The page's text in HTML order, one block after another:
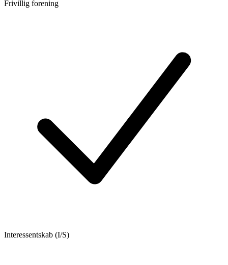
Frivillig forening
Interessentskab (I/S)